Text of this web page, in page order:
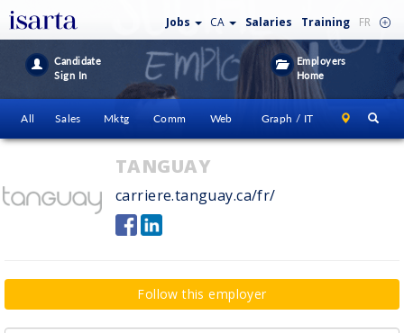
Jobs CA Salaries Training FR
Candidate
Sign In
Employers
Home
All Sales Mktg Comm Web Graph / IT
TANGUAY
carriere.tanguay.ca/fr/
Follow this employer